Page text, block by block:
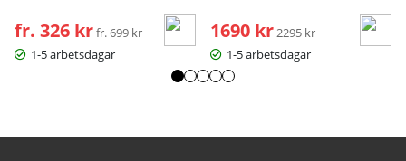
fr. 326 kr Ordinarie pris:
fr. 699 kr
1-5 arbetsdagar
1690 kr Ordinarie pris:
2295 kr
1-5 arbetsdagar